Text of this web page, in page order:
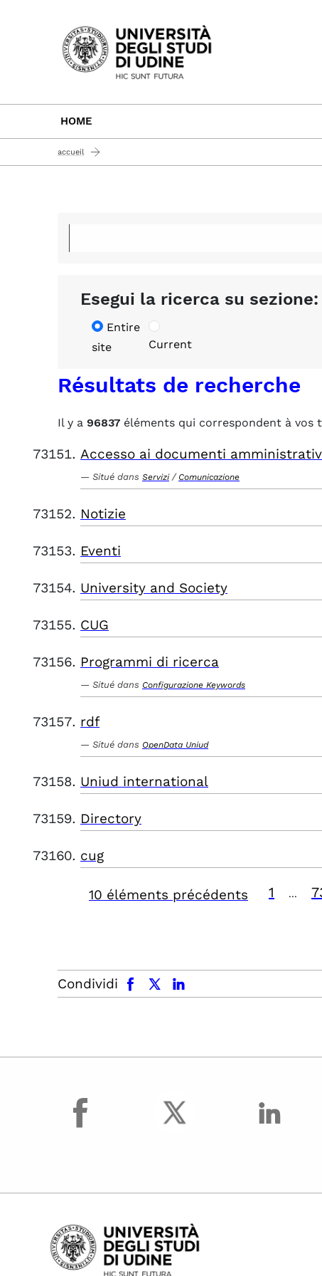
Passa al contenuto principale
HOME
accueil
Esegui la ricerca su sezione:
Entire
site
Current
Résultats de recherche
Il y a 96837 éléments qui correspondent à vos
Accesso ai documenti
Situé dans Servizi / Comunicazione
Notizie
Eventi
University and Society
CUG
Programmi di ricerca
Situé dans Configurazione Keywords
rdf
Situé dans OpenData Uniud
Uniud international
Directory
cug
10 éléments précédents 1
Condividi
facebook x.com linkedin
facebook